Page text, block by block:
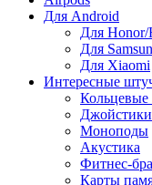
Для Android
Для Honor/
Для
Для Xiaomi
Интересные
Джойстики
Моноподы
Акустика
Фитнес-
Карты